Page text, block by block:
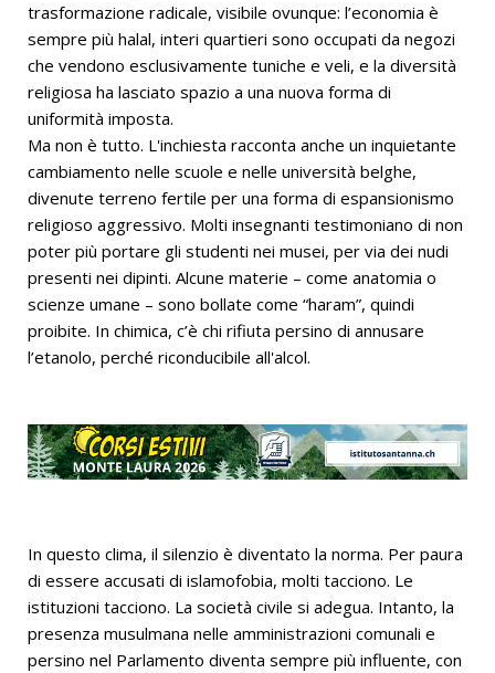
trasformazione radicale, visibile ovunque: l’economia è
sempre più halal, interi quartieri sono occupati da negozi
che vendono esclusivamente tuniche e veli, e la diversità
religiosa ha lasciato spazio a una nuova forma di
uniformità imposta.
Ma non è tutto. L'inchiesta racconta anche un inquietante
cambiamento nelle scuole e nelle università belghe,
divenute terreno fertile per una forma di espansionismo
religioso aggressivo. Molti insegnanti testimoniano di non
poter più portare gli studenti nei musei, per via dei nudi
presenti nei dipinti. Alcune materie – come anatomia o
scienze umane – sono bollate come “haram”, quindi
proibite. In chimica, c’è chi rifiuta persino di annusare
l’etanolo, perché riconducibile all'alcol.
In questo clima, il silenzio è diventato la norma. Per paura
di essere accusati di islamofobia, molti tacciono. Le
istituzioni tacciono. La società civile si adegua. Intanto, la
presenza musulmana nelle amministrazioni comunali e
persino nel Parlamento diventa sempre più influente, con